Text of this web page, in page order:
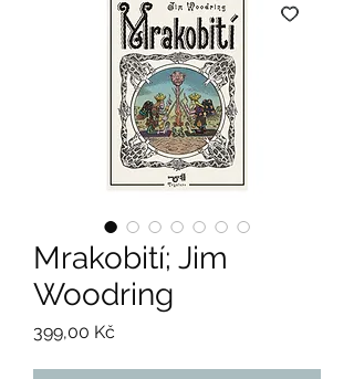
Mrakobití; Jim
Woodring
399,00 Kč